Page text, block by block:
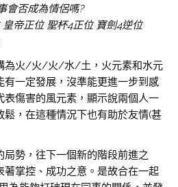
會否成為情侶嗎?
帝正位 聖杯4正位 寶劍4逆位
為火/火/火/水/土，火元素和水元
有一定發展，沒準能更進一步到感
表傷害的風元素，顯示說兩個人一
，在這種情況下也有助於友情(甚
勢，往下一個新的階段前進之
著掌控、成功之意。是故合在一起